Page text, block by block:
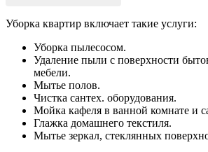
Уборка квартир включает такие услуги:
Уборка пылесосом.
Удаление пыли с поверхности
мебели.
Мытье полов.
Чистка сантех. оборудования.
Мойка кафеля в ванной комнате и
Глажка домашнего текстиля.
Мытье зеркал, стеклянных